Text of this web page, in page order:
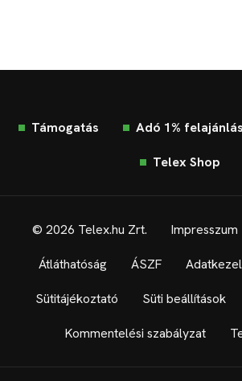
Támogatás Adó 1% felajánlás
Telex Shop
© 2026 Telex.hu Zrt. Impresszum
Átláthatóság ÁSZF
Sütitájékoztató Süti beállítások
Kommentelési szabályzat